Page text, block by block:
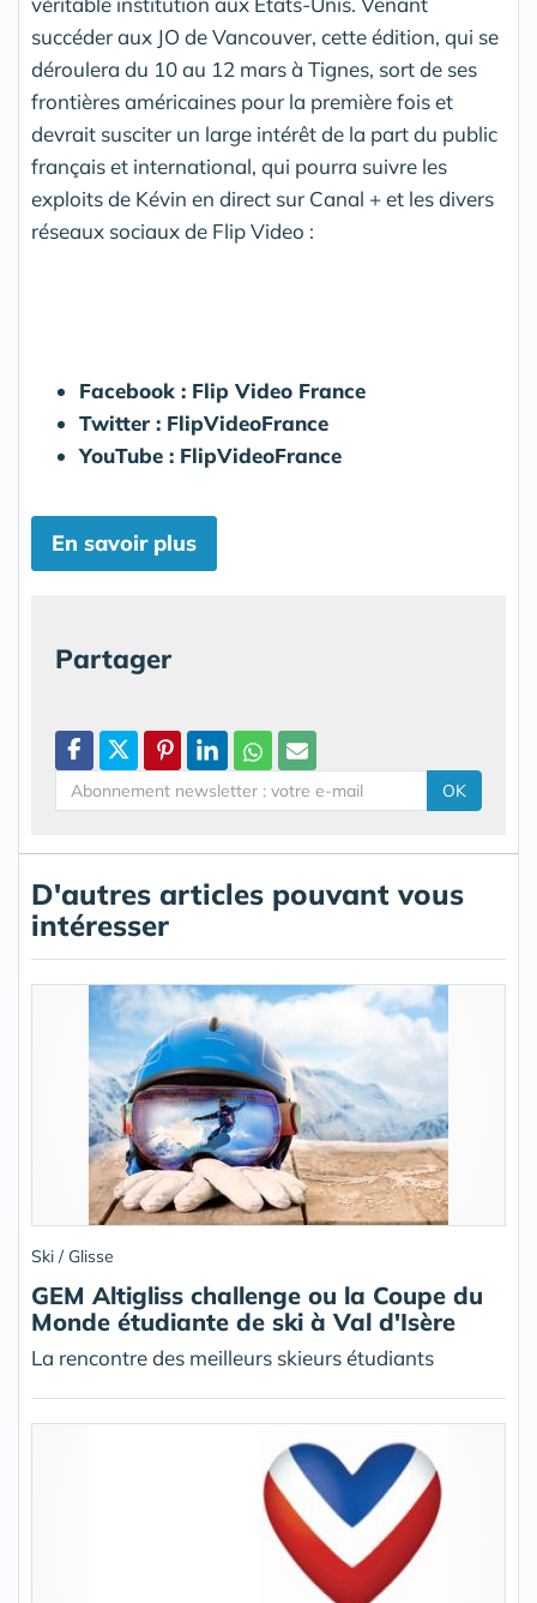
succéder aux JO de Vancouver, cette édition, qui se
déroulera du 10 au 12 mars à Tignes, sort de ses
frontières américaines pour la première fois et
devrait susciter un large intérêt de la part du public
français et international, qui pourra suivre les
exploits de Kévin en direct sur Canal + et les divers
réseaux sociaux de Flip Video :
Facebook : Flip Video France
Twitter : FlipVideoFrance
YouTube : FlipVideoFrance
En savoir plus
Partager
OK
D'autres articles pouvant vous
intéresser
Ski / Glisse
GEM Altigliss challenge ou la Coupe du
Monde étudiante de ski à Val d'Isère
La rencontre des meilleurs skieurs étudiants